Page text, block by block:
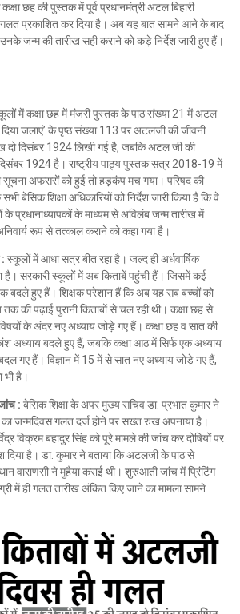
छह की पुस्तक में पूर्व प्रधानमंत्री अटल बिहारी
प्रकाशित कर दिया है। अब यह बात सामने आने के बाद
जन्म की तारीख सही कराने को कड़े निर्देश जारी हुए हैं।
में कक्षा छह में मंजरी पुस्तक के पाठ संख्या 21 में अटल
जलाएं’ के पृष्ठ संख्या 113 पर अटलजी की जीवनी
दो दिसंबर 1924 लिखी गई है, जबकि अटल जी की
1924 है। राष्ट्रीय पाठ्य पुस्तक सत्र 2018-19 में
सूचना अफसरों को हुई तो हड़कंप मच गया। परिषद की
बेसिक शिक्षा अधिकारियों को निर्देश जारी किया है कि वे
के प्रधानाध्यापकों के माध्यम से अविलंब जन्म तारीख में
रूप से तत्काल कराने को कहा गया है।
स्कूलों में आधा सत्र बीत रहा है। जल्द ही अर्धवार्षिक
है। सरकारी स्कूलों में अब किताबें पहुंची हैं। जिसमें कई
बदले हुए हैं। शिक्षक परेशान हैं कि अब यह सब बच्चों को
की पढ़ाई पुरानी किताबों से चल रही थी। कक्षा छह से
के अंदर नए अध्याय जोड़े गए हैं। कक्षा छह व सात की
अध्याय बदले हुए हैं, जबकि कक्षा आठ में सिर्फ एक अध्याय
गए हैं। विज्ञान में 15 में से सात नए अध्याय जोड़े गए हैं,
भी है।
: बेसिक शिक्षा के अपर मुख्य सचिव डा. प्रभात कुमार ने
का जन्मदिवस गलत दर्ज होने पर सख्त रुख अपनाया है।
विक्रम बहादुर सिंह को पूरे मामले की जांच कर दोषियों पर
दिया है। डा. कुमार ने बताया कि अटलजी के पाठ से
वाराणसी ने मुहैया कराई थी। शुरुआती जांच में प्रिंटिंग
में ही गलत तारीख अंकित किए जाने का मामला सामने